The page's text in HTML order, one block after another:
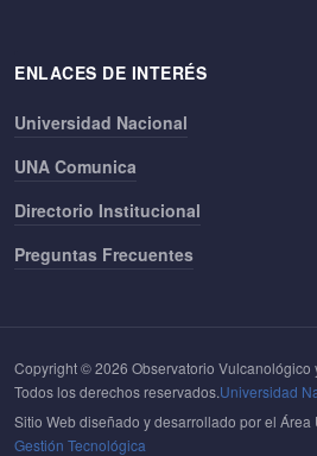
ENLACES DE INTERÉS
Universidad Nacional
UNA Comunica
Directorio Institucional
Preguntas Frecuentes
Copyright © 2026 Observatorio Vulcanológico
Todos los derechos reservados.Universidad
Sitio Web diseñado y desarrollado por el Área
Gestión Tecnológica